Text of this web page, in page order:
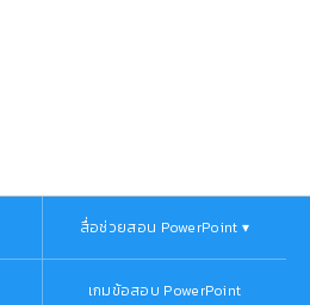
สื่อช่วยสอน PowerPoint ▾
เกมข้อสอบ PowerPoint